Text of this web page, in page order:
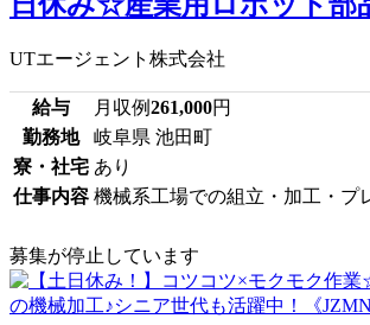
UTエージェント株式会社
給与 月収例261,000円
勤務地
岐阜県 池田町
寮・社宅 あり
仕事内容 機械系工場での組立・加工・プ
募集が停止しています